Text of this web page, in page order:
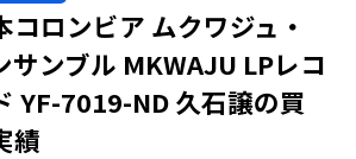
コロンビア ムクワジュ・
サンブル MKWAJU LPレコ
YF-7019-ND 久石譲の買
績